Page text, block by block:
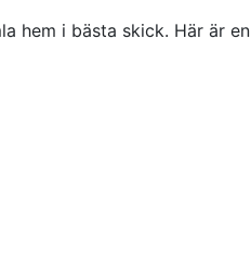
hem i bästa skick. Här är en